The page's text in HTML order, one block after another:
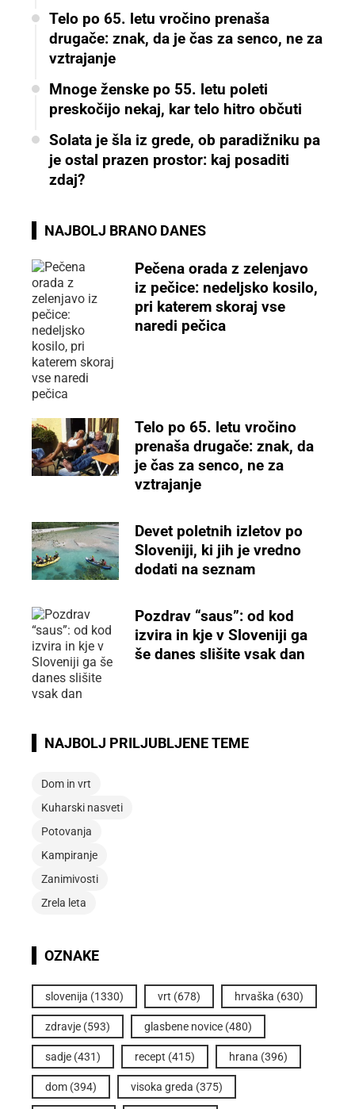
Telo po 65. letu vročino prenaša
drugače: znak, da je čas za senco, ne za
vztrajanje
Mnoge ženske po 55. letu poleti
preskočijo nekaj, kar telo hitro občuti
Solata je šla iz grede, ob paradižniku pa
je ostal prazen prostor: kaj posaditi
zdaj?
NAJBOLJ BRANO DANES
Pečena orada z zelenjavo
iz pečice: nedeljsko kosilo,
pri katerem skoraj vse
naredi pečica
Telo po 65. letu vročino
prenaša drugače: znak, da
je čas za senco, ne za
vztrajanje
Devet poletnih izletov po
Sloveniji, ki jih je vredno
dodati na seznam
Pozdrav “saus”: od kod
izvira in kje v Sloveniji ga
še danes slišite vsak dan
NAJBOLJ PRILJUBLJENE TEME
Dom in vrt
Kuharski nasveti
Potovanja
Kampiranje
Zanimivosti
Zrela leta
OZNAKE
slovenija (1330) vrt (678) hrvaška (630)
zdravje (593) glasbene novice (480)
sadje (431) recept (415) hrana (396)
dom (394) visoka greda (375)